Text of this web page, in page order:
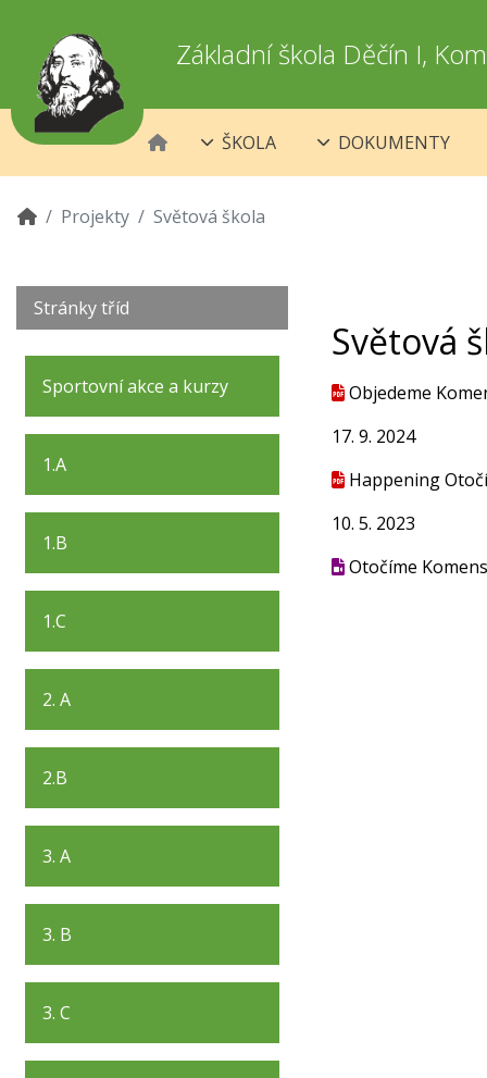
Základní škola Děčín I,
ŠKOLA DOKUMENTY
Projekty Světová škola
Světová
Objedeme
17. 9. 2024
Happening
10. 5. 2023
Otočíme
Stránky tříd
Sportovní akce a kurzy
1.A
1.B
1.C
2. A
2.B
3. A
3. B
3. C